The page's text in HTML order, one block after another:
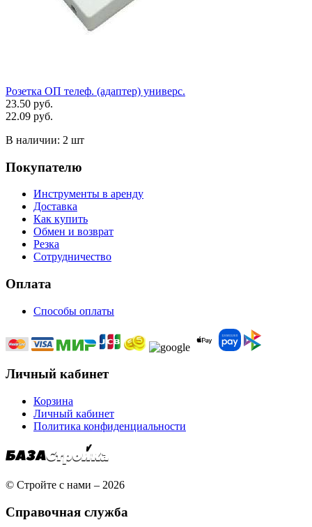
Розетка ОП телеф. (адаптер) универс.
23.50 руб.
22.09 руб.
В наличии: 2 шт
Покупателю
Инструменты в аренду
Доставка
Как купить
Обмен и возврат
Резка
Сотрудничество
Оплата
Способы оплаты
Личный кабинет
Корзина
Личный кабинет
Политика конфиденциальности
© Стройте с нами – 2026
Справочная служба